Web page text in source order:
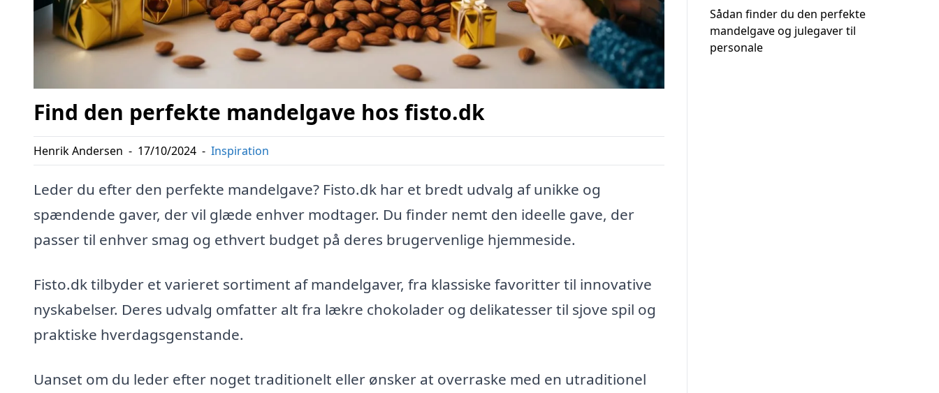
Find den perfekte mandelgave hos fisto.dk
Henrik Andersen - 17/10/2024 - Inspiration
Leder du efter den perfekte mandelgave? Fisto.dk har et bredt udvalg af unikke og
spændende gaver, der vil glæde enhver modtager. Du finder nemt den ideelle gave, der
passer til enhver smag og ethvert budget på deres brugervenlige hjemmeside.
Fisto.dk tilbyder et varieret sortiment af mandelgaver, fra klassiske favoritter til innovative
nyskabelser. Deres udvalg omfatter alt fra lækre chokolader og delikatesser til sjove spil og
praktiske hverdagsgenstande.
Uanset om du leder efter noget traditionelt eller ønsker at overraske med en utraditionel
Sådan finder du den perfekte
mandelgave og julegaver til
personale